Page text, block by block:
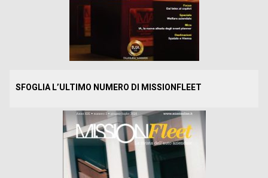
SFOGLIA L’ULTIMO NUMERO DI MISSIONFLEET